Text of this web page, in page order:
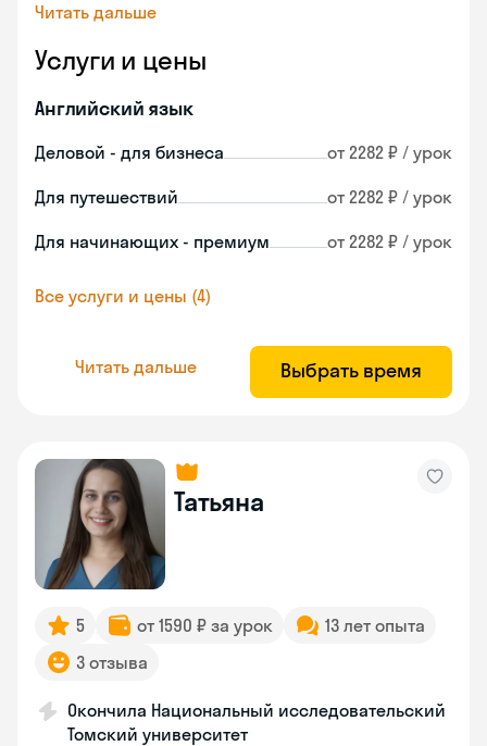
Читать дальше
Услуги и цены
Английский язык
Деловой - для бизнеса от 2282 ₽ / урок
Для путешествий от 2282 ₽ / урок
Для начинающих - премиум от 2282 ₽ / урок
Все услуги и цены (4)
Читать дальше Выбрать время
Татьяна
5 от 1590 ₽ за урок
13 лет опыта
3 отзыва
Окончила Национальный исследовательский
Томский университет